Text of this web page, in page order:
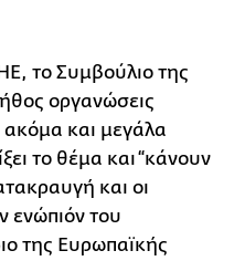
το Συμβούλιο της
οργανώσεις
και μεγάλα
το θέμα και “κάνουν
και οι
ενώπιόν του
της Ευρωπαϊκής